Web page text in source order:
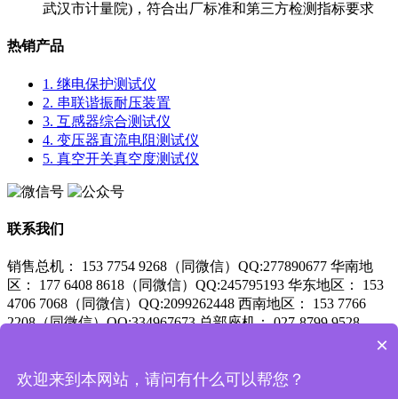
武汉市计量院)，符合出厂标准和第三方检测指标要求
热销产品
1. 继电保护测试仪
2. 串联谐振耐压装置
3. 互感器综合测试仪
4. 变压器直流电阻测试仪
5. 真空开关真空度测试仪
联系我们
销售总机： 153 7754 9268（同微信）QQ:277890677 华南地
区： 177 6408 8618（同微信）QQ:245795193 华东地区： 153
4706 7068（同微信）QQ:2099262448 西南地区： 153 7766
2208（同微信）QQ:334967673 总部座机： 027-8799 9528
鄂ICP备15018841号-1
×
欢迎来到本网站，请问有什么可以帮您？